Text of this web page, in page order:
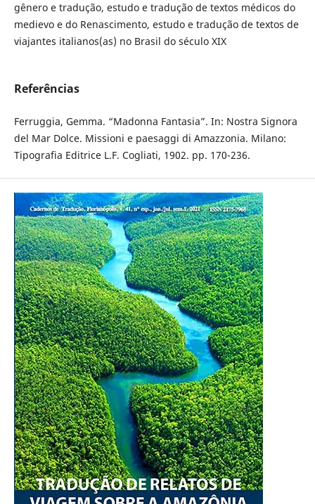
gênero e tradução, estudo e tradução de textos médicos do
medievo e do Renascimento, estudo e tradução de textos de
viajantes italianos(as) no Brasil do século XIX
Referências
Ferruggia, Gemma. “Madonna Fantasia”. In: Nostra Signora
del Mar Dolce. Missioni e paesaggi di Amazzonia. Milano:
Tipografia Editrice L.F. Cogliati, 1902. pp. 170-236.